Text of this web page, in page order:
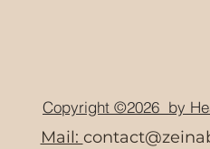
Copyright ©2026 by
Mail: